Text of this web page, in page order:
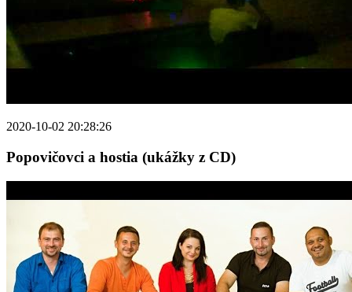
2020-10-02 20:28:26
Popovičovci a hostia (ukážky z CD)